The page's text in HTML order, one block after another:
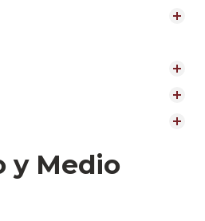
y Medio